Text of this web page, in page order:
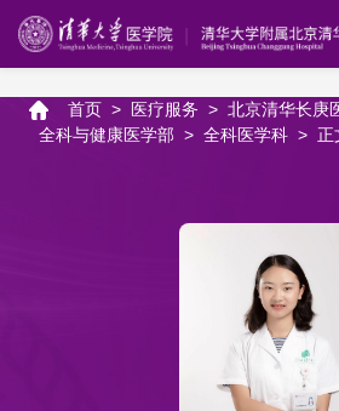
首页 > 医疗服务 > 北京清华长庚
全科与健康医学部 > 全科医学科 > 正